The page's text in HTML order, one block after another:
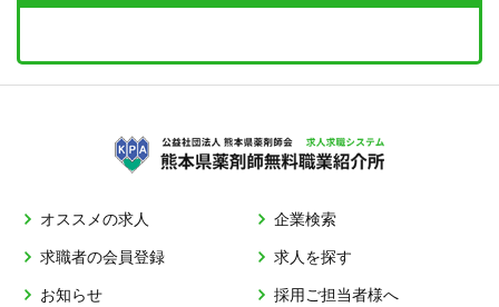
オススメの求人 企業検索
求職者の会員登録 求人を探す
お知らせ 採用ご担当者様へ